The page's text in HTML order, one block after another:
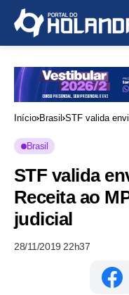
Início Brasil STF valida
Brasil
STF valida
Receita ao
judicial
28/11/2019 22h37